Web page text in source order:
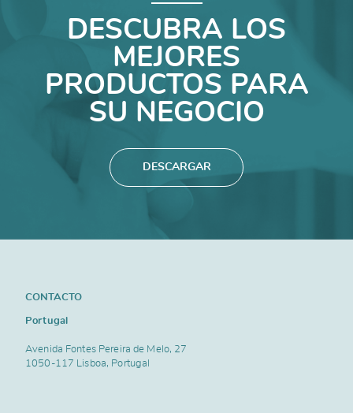
DESCUBRA LOS
MEJORES
PRODUCTOS PARA
SU NEGOCIO
DESCARGAR
CONTACTO
Portugal
Avenida Fontes Pereira de Melo, 27
1050-117 Lisboa, Portugal